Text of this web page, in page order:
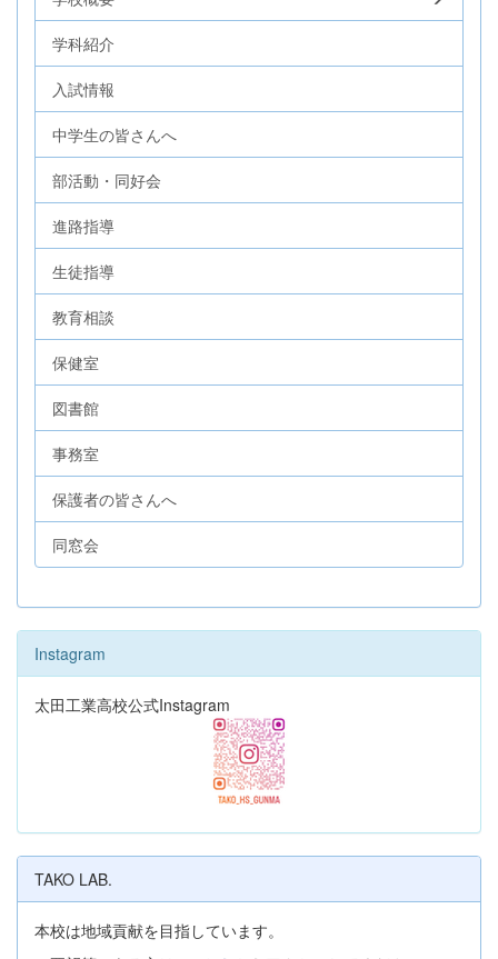
学科紹介
入試情報
中学生の皆さんへ
部活動・同好会
進路指導
生徒指導
教育相談
保健室
図書館
事務室
保護者の皆さんへ
同窓会
Instagram
太田工業高校公式Instagram
TAKO LAB.
本校は地域貢献を目指しています。